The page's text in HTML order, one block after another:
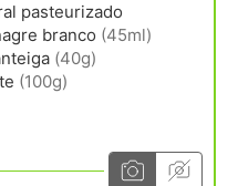
pasteurizado
branco (45ml)
(40g)
(100g)